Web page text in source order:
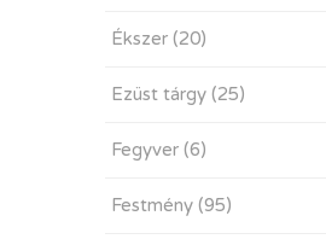
Ékszer (20)
Ezüst tárgy (25)
Fegyver (6)
Festmény (95)